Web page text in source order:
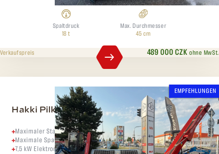
Spaltdruck
18 t
Max. Durchmesser
45 cm
489 000 CZK ohne MwSt.
Verkaufspreis
EMPFEHLUNGEN
Hakki Pilke 35 Falcon Elektro
Maximaler Stammdurchmesser - 35-38 cm
Maximale Spaltkraft - 10 t
7,5 kW Elektromotor